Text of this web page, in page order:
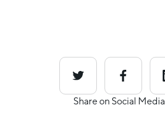
Share on Social Media